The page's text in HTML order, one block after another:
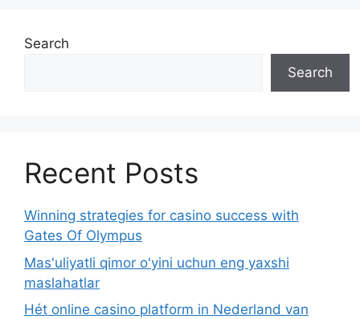
Search
Search
Recent Posts
Winning strategies for casino success with
Gates Of Olympus
Mas'uliyatli qimor o'yini uchun eng yaxshi
maslahatlar
Hét online casino platform in Nederland van